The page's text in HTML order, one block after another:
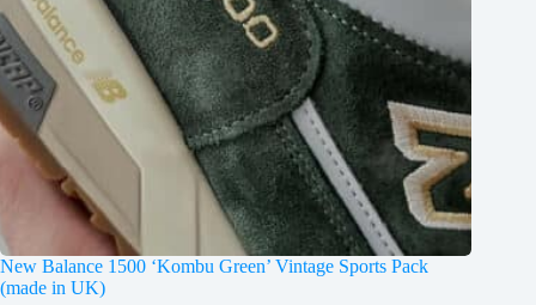
New Balance 1500 ‘Kombu Green’ Vintage Sports Pack
(made in UK)